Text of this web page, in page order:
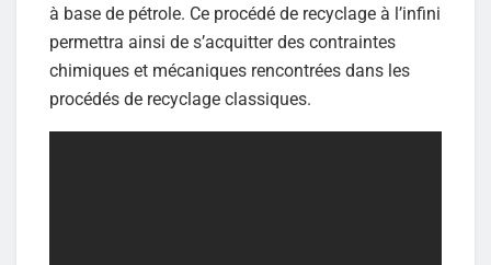
à base de pétrole. Ce procédé de recyclage à l’infini
permettra ainsi de s’acquitter des contraintes
chimiques et mécaniques rencontrées dans les
procédés de recyclage classiques.